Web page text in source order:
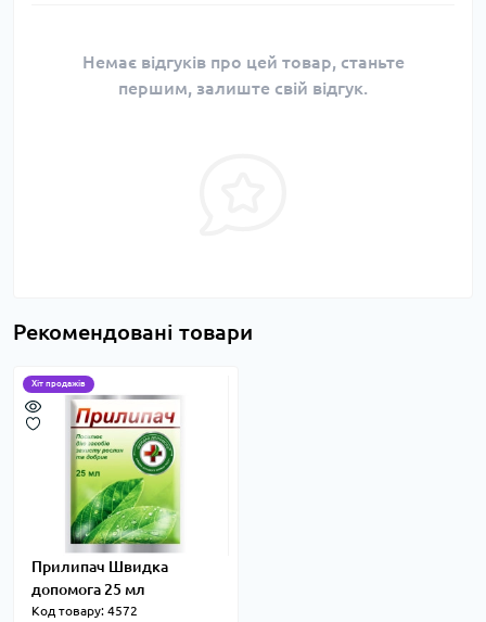
Немає відгуків про цей товар, станьте
першим, залиште свій відгук.
Рекомендовані товари
Хіт продажів
Прилипач Швидка
допомога 25 мл
Код товару: 4572